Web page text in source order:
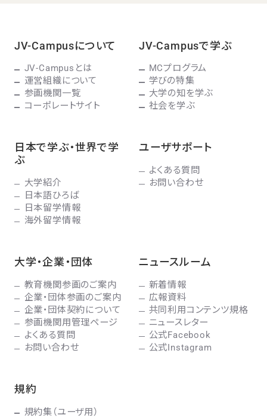
JV-Campusについて
JV-Campusとは
運営組織について
参画機関一覧
コーポレートサイト
JV-Campusで学ぶ
MCプログラム
学びの特集
大学の知を学ぶ
社会を学ぶ
日本で学ぶ・世界で学
ぶ
大学紹介
日本語ひろば
日本留学情報
海外留学情報
ユーザサポート
よくある質問
お問い合わせ
大学・企業・団体
教育機関参画のご案内
企業・団体参画のご案内
企業・団体契約について
参画機関用管理ページ
よくある質問
お問い合わせ
ニュースルーム
新着情報
広報資料
共同利用コンテンツ規格
ニュースレター
公式Facebook
公式Instagram
規約
規約集（ユーザ用）